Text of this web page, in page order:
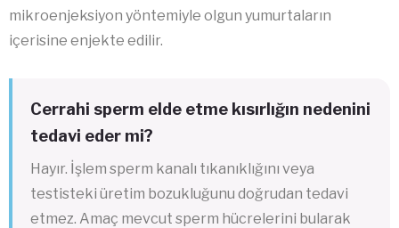
mikroenjeksiyon yöntemiyle olgun yumurtaların
içerisine enjekte edilir.
Cerrahi sperm elde etme kısırlığın nedenini
tedavi eder mi?
Hayır. İşlem sperm kanalı tıkanıklığını veya
testisteki üretim bozukluğunu doğrudan tedavi
etmez. Amaç mevcut sperm hücrelerini bularak